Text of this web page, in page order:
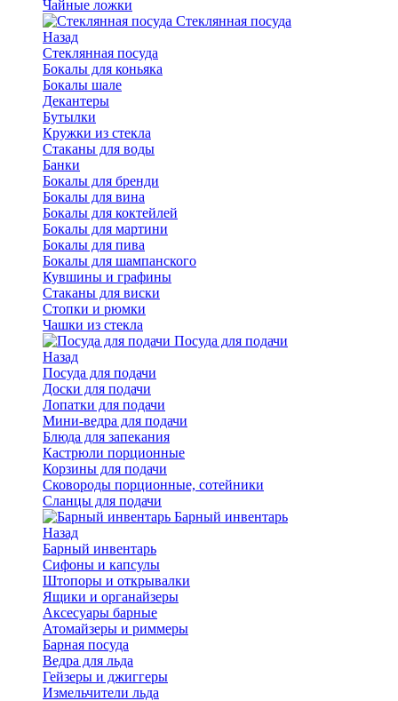
Чайные ложки
Стеклянная посуда
Назад
Стеклянная посуда
Бокалы для коньяка
Бокалы шале
Декантеры
Бутылки
Кружки из стекла
Стаканы для воды
Банки
Бокалы для бренди
Бокалы для вина
Бокалы для коктейлей
Бокалы для мартини
Бокалы для пива
Бокалы для шампанского
Кувшины и графины
Стаканы для виски
Стопки и рюмки
Чашки из стекла
Посуда для подачи
Назад
Посуда для подачи
Доски для подачи
Лопатки для подачи
Мини-ведра для подачи
Блюда для запекания
Кастрюли порционные
Корзины для подачи
Сковороды порционные, сотейники
Сланцы для подачи
Барный инвентарь
Назад
Барный инвентарь
Сифоны и капсулы
Штопоры и открывалки
Ящики и органайзеры
Аксесуары барные
Атомайзеры и риммеры
Барная посуда
Ведра для льда
Гейзеры и джиггеры
Измельчители льда